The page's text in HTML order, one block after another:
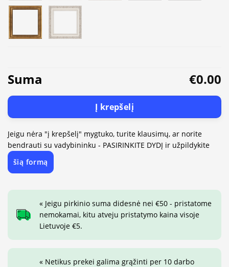
Suma €0.00
Į krepšelį
Jeigu nėra "į krepšelį" mygtuko, turite klausimų, ar norite
bendrauti su vadybininku - PASIRINKITE DYDĮ ir užpildykite
šią formą
« Jeigu pirkinio suma didesnė nei €50 - pristatome
nemokamai, kitu atveju pristatymo kaina visoje
Lietuvoje €5.
« Netikus prekei galima grąžinti per 10 darbo